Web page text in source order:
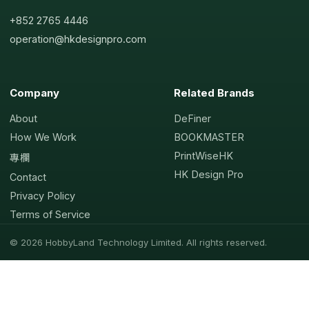
+852 2765 4446
operation@hkdesignpro.com
Company
About
How We Work
專欄
Contact
Privacy Policy
Terms of Service
Related Brands
DeFiner
BOOKMASTER
PrintWiseHK
HK Design Pro
© 2026 HobbyLand Technology Limited. All rights reserved.